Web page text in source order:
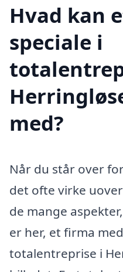
Hvad kan
speciale i
med?
Når du står over
det ofte virke
de mange
er her, et firma
totalentreprise i